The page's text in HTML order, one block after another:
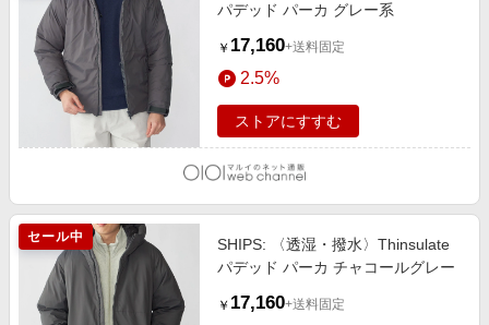
パデッド パーカ グレー系
￥ 17,160+送料固定
2.5%
ストアにすすむ
セール中
SHIPS: 〈透湿・撥水〉Thinsulate
パデッド パーカ チャコールグレー
￥ 17,160+送料固定